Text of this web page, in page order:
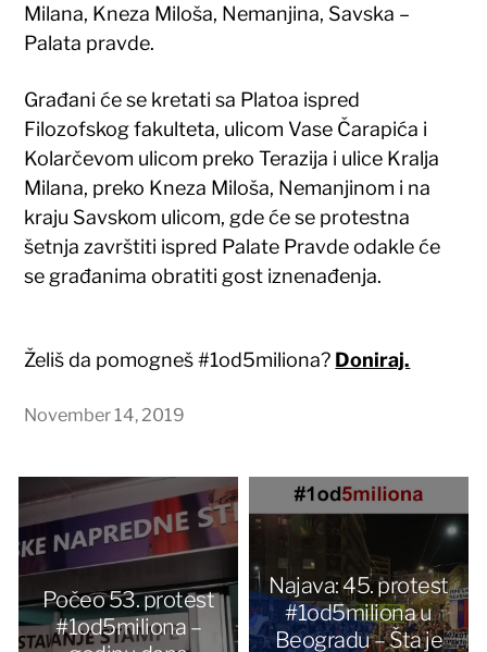
Milana, Kneza Miloša, Nemanjina, Savska –
Palata pravde.
Građani će se kretati sa Platoa ispred
Filozofskog fakulteta, ulicom Vase Čarapića i
Kolarčevom ulicom preko Terazija i ulice Kralja
Milana, preko Kneza Miloša, Nemanjinom i na
kraju Savskom ulicom, gde će se protestna
šetnja završtiti ispred Palate Pravde odakle će
se građanima obratiti gost iznenađenja.
Želiš da pomogneš #1od5miliona? Doniraj.
November 14, 2019
Počeo 53. protest
#1od5miliona –
Najava: 45. protest
#1od5miliona u
Beogradu – Šta je